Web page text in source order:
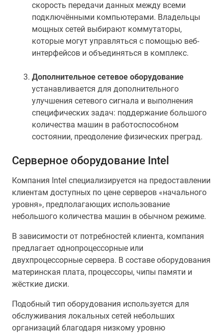
скорость передачи данных между всеми
подключёнными компьютерами. Владельцы
мощных сетей выбирают коммутаторы,
которые могут управляться с помощью веб-
интерфейсов и объединяться в комплекс.
Дополнительное сетевое оборудование
устанавливается для дополнительного
улучшения сетевого сигнала и выполнения
специфических задач: поддержание большого
количества машин в работоспособном
состоянии, преодоление физических преград.
Серверное оборудование Intel
Компания Intel специализируется на предоставлении
клиентам доступных по цене серверов «начального
уровня», предполагающих использование
небольшого количества машин в обычном режиме.
В зависимости от потребностей клиента, компания
предлагает однопроцессорные или
двухпроцессорные сервера. В составе оборудования
материнская плата, процессоры, чипы памяти и
жёсткие диски.
Подобный тип оборудования используется для
обслуживания локальных сетей небольших
организаций благодаря низкому уровню